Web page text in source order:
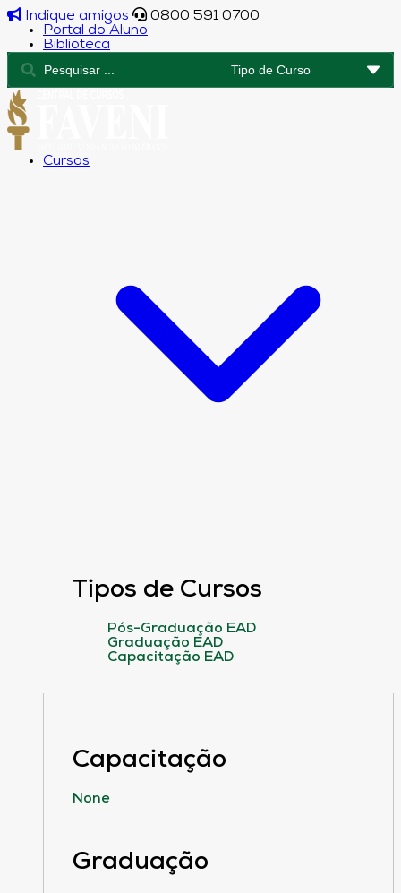
Indique amigos
0800 591 0700
Portal do Aluno
Biblioteca
Cursos
Tipos de Cursos
Pós-Graduação EAD
Graduação EAD
Capacitação EAD
Capacitação
None
Graduação